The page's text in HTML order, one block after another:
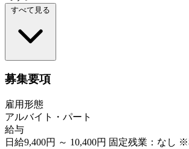
すべて見る
募集要項
雇用形態
アルバイト・パート
給与
日給9,400円 ～ 10,400円 固定残業：なし